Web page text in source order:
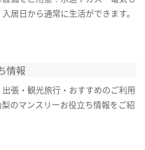
居日から通常に生活ができます。
情報
張・観光旅行・おすすめのご利用
のマンスリーお役立ち情報をご紹